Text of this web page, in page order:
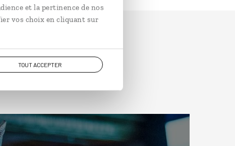
et la pertinence de nos
vos choix en cliquant sur
TOUT ACCEPTER